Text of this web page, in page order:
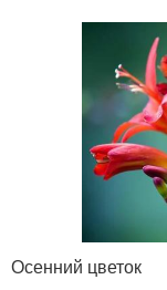
Осенний цветок